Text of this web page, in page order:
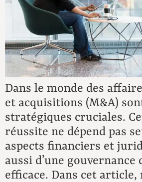
Dans le monde des
et acquisitions (M&A)
stratégiques cruciales.
réussite ne dépend pas
aspects financiers et
aussi d’une gouvernance
efficace. Dans cet article,